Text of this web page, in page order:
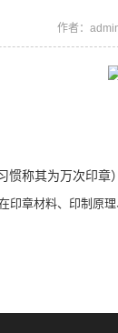
作者：
惯称其为万次印章
章材料、印制原